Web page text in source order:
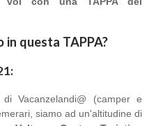
in questa TAPPA?
:
Vacanzelandi@ (camper e
siamo ad un'altitudine di